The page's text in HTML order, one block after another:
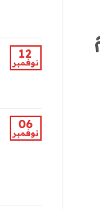
12
نوفمبر
06
نوفمبر